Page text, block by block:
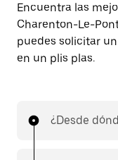
Encuentra las
Charenton-Le-
puedes solicitar
en un plis plas.
¿Desde